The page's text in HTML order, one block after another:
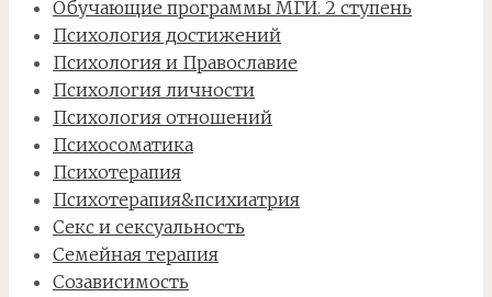
Обучающие программы МГИ. 2 ступень
Психология достижений
Психология и Православие
Психология личности
Психология отношений
Психосоматика
Психотерапия
Психотерапия&психиатрия
Секс и сексуальность
Семейная терапия
Созависимость